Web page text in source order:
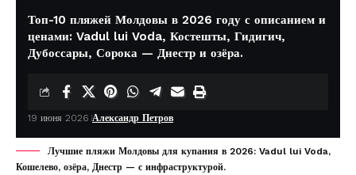
Топ-10 пляжей Молдовы в 2026 году с описанием и
ценами: Vadul lui Voda, Костешты, Гидигич,
Дубоссары, Сорока — Днестр и озёра.
19 июня 2026 Александр Петров
Лучшие пляжи Молдовы для купания в 2026: Vadul lui Voda,
Кошелево, озёра, Днестр — с инфраструктурой.